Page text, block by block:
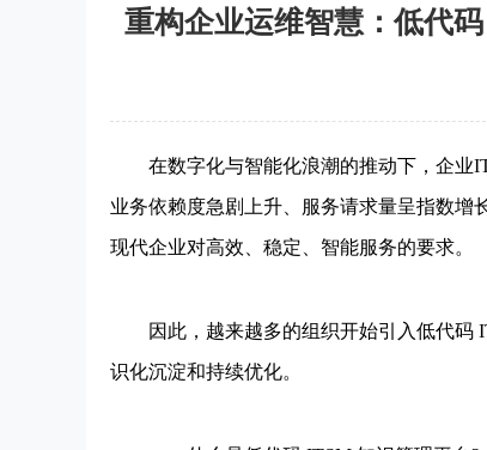
重构企业运维智慧：低代
在数字化与智能化浪潮的推动下，企业
业务依赖度急剧上升、服务请求量呈指数增
现代企业对高效、稳定、智能服务的要求。
因此，越来越多的组织开始引入低代码
识化沉淀和持续优化。